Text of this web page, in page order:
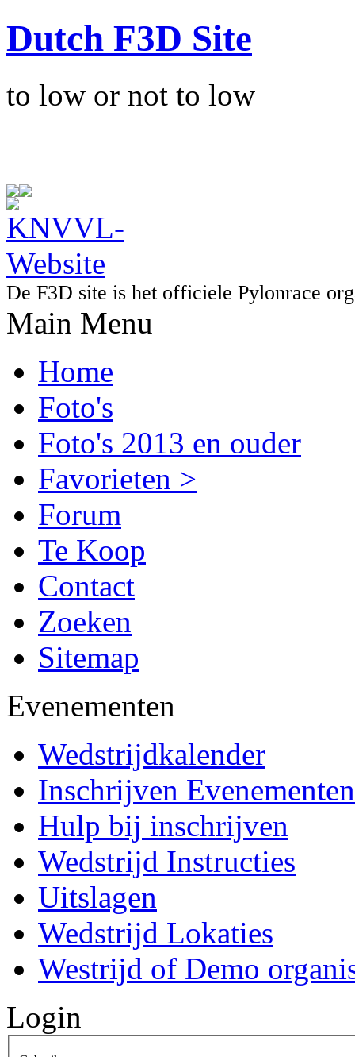
Dutch F3D Site
to low or not to low
De F3D site is het officiele Pylonrace
Main Menu
Home
Foto's
Foto's 2013 en ouder
Favorieten >
Forum
Te Koop
Contact
Zoeken
Sitemap
Evenementen
Wedstrijdkalender
Inschrijven Evenementen
Hulp bij inschrijven
Wedstrijd Instructies
Uitslagen
Wedstrijd Lokaties
Westrijd of Demo
Login